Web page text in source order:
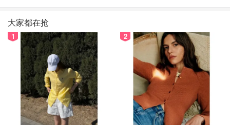
大家都在抢
1 2